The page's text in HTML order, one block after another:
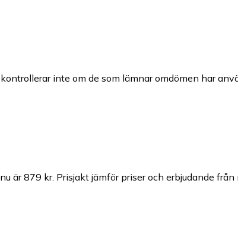
inte om de som lämnar omdömen har
är 879 kr. Prisjakt jämför priser och erbjudande